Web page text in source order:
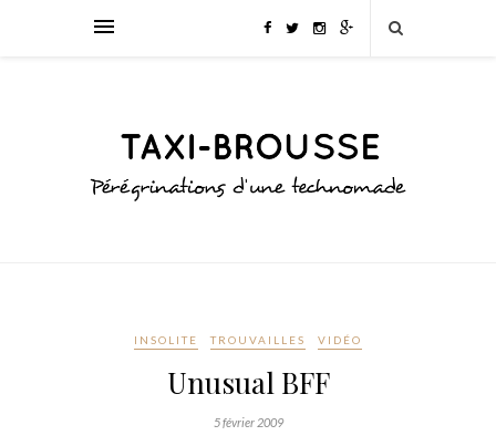
INSOLITE TROUVAILLES VIDÉO
Unusual BFF
5 février 2009